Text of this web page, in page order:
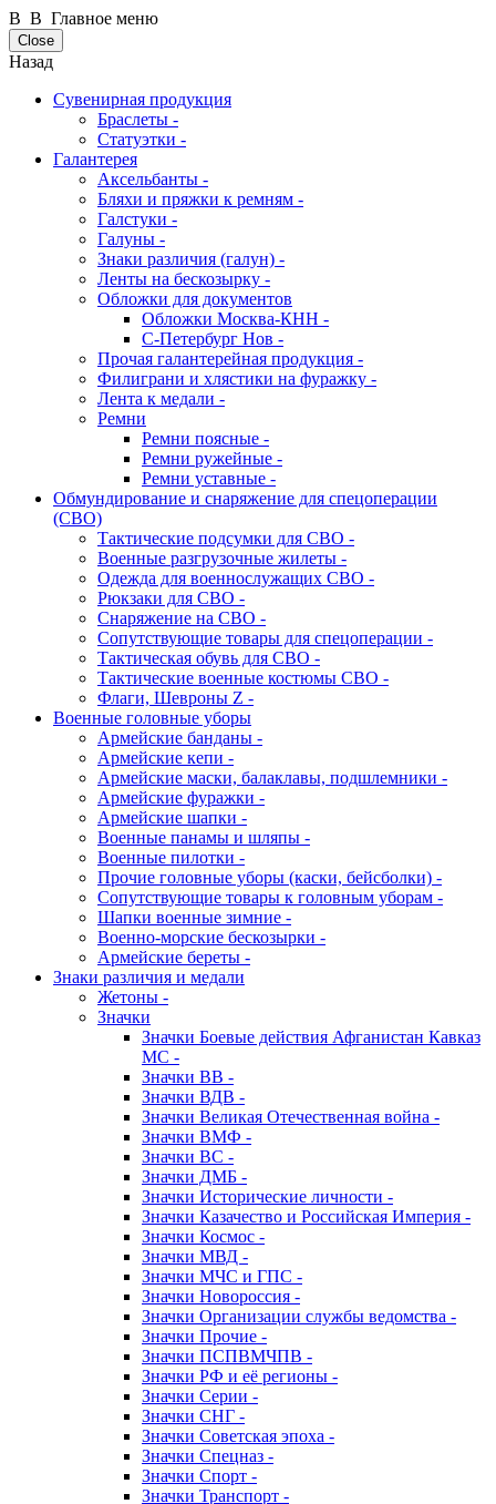
В В Главное меню
Close
Назад
Сувенирная продукция
Браслеты -
Статуэтки -
Галантерея
Аксельбанты -
Бляхи и пряжки к ремням -
Галстуки -
Галуны -
Знаки различия (галун) -
Ленты на бескозырку -
Обложки для документов
Обложки Москва-КНН -
С-Петербург Нов -
Прочая галантерейная продукция -
Филиграни и хлястики на фуражку -
Лента к медали -
Ремни
Ремни поясные -
Ремни ружейные -
Ремни уставные -
Обмундирование и снаряжение для спецоперации
(СВО)
Тактические подсумки для СВО -
Военные разгрузочные жилеты -
Одежда для военнослужащих СВО -
Рюкзаки для СВО -
Снаряжение на СВО -
Сопутствующие товары для спецоперации -
Тактическая обувь для СВО -
Тактические военные костюмы СВО -
Флаги, Шевроны Z -
Военные головные уборы
Армейские банданы -
Армейские кепи -
Армейские маски, балаклавы, подшлемники -
Армейские фуражки -
Армейские шапки -
Военные панамы и шляпы -
Военные пилотки -
Прочие головные уборы (каски, бейсболки) -
Сопутствующие товары к головным уборам -
Шапки военные зимние -
Военно-морские бескозырки -
Армейские береты -
Знаки различия и медали
Жетоны -
Значки
Значки Боевые действия Афганистан Кавказ
МС -
Значки ВВ -
Значки ВДВ -
Значки Великая Отечественная война -
Значки ВМФ -
Значки ВС -
Значки ДМБ -
Значки Исторические личности -
Значки Казачество и Российская Империя -
Значки Космос -
Значки МВД -
Значки МЧС и ГПС -
Значки Новороссия -
Значки Организации службы ведомства -
Значки Прочие -
Значки ПСПВМЧПВ -
Значки РФ и её регионы -
Значки Серии -
Значки СНГ -
Значки Советская эпоха -
Значки Спецназ -
Значки Спорт -
Значки Транспорт -